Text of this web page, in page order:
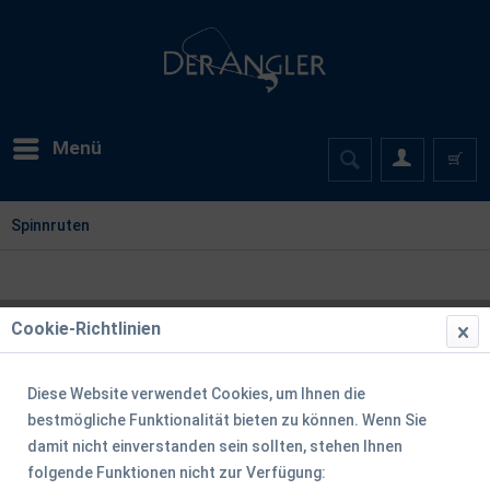
Menü
Spinnruten
Cookie-Richtlinien
Diese Website verwendet Cookies, um Ihnen die
bestmögliche Funktionalität bieten zu können. Wenn Sie
damit nicht einverstanden sein sollten, stehen Ihnen
folgende Funktionen nicht zur Verfügung: